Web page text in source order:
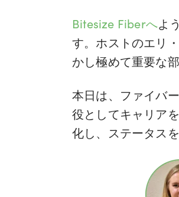
Bitesize Fiberへよ
す。ホストのエリ
かし極めて重要な
本日は、ファイバ
役としてキャリア
化し、ステータス